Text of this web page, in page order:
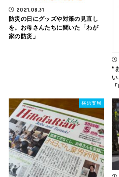
2021.08.31
防災の日にグッズや対策の見直し
を。お母さんたちに聞いた「わが
家の防災」
“
横浜支局